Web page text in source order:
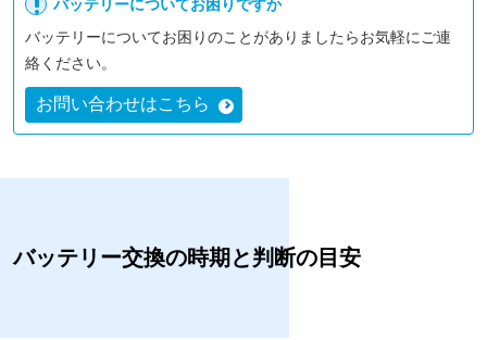
清野自動車工業(@seinoauto)がシェアした投稿
バッテリーについてお困りですか
バッテリーについてお困りのことがありましたらお気軽にご連
絡ください。
お問い合わせはこちら
バッテリー交換の時期と判断の目安